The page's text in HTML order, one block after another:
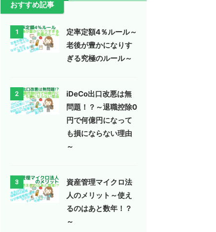
おすすめ記事
1
定率定額4％ルール～
老後が豊かになりす
ぎる究極のルール～
2
iDeCo出口改悪は無
問題！？～退職控除0
円で何億円になって
も損にならない理由
～
3
資産管理マイクロ法
人のメリット～使え
るのはあと数年！？
～